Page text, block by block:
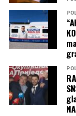
ključno pitanje biti
sprovode
prošire mimo
postavio.